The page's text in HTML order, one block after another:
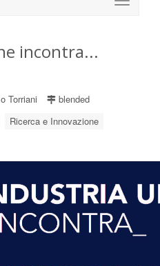
incontra...
Torriani
blended
Ricerca e Innovazione